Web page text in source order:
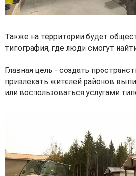
Также на территории будет
типография, где люди смогут
Главная цель - создать
привлекать жителей районов
или воспользоваться услугами